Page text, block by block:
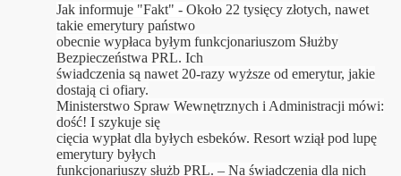
Jak informuje "Fakt" - Około 22 tysięcy złotych, nawet
takie emerytury państwo
obecnie wypłaca byłym funkcjonariuszom Służby
Bezpieczeństwa PRL. Ich
świadczenia są nawet 20-razy wyższe od emerytur, jakie
dostają ci ofiary.
Ministerstwo Spraw Wewnętrznych i Administracji mówi:
dość! I szykuje się
cięcia wypłat dla byłych esbeków. Resort wziął pod lupę
emerytury byłych
funkcjonariuszy służb PRL. – Na świadczenia dla nich